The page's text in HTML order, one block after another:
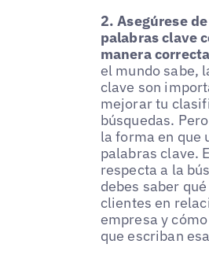
2. Asegúrese
palabras clave
manera
el mundo sabe,
clave son
mejorar tu
búsquedas.
la forma en que
palabras clave.
respecta a la
debes saber
clientes en
empresa y
que escriban